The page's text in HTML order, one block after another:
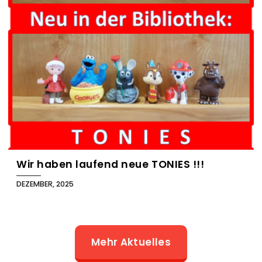
Wir haben laufend neue TONIES !!!
DEZEMBER, 2025
Mehr Aktuelles